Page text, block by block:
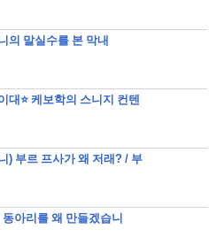
의 말실수를 본 막내
대⭐ 케보학의 스니지 컨텐
) 부르 프사가 왜 저래? / 부
아리를 왜 만들겠습니